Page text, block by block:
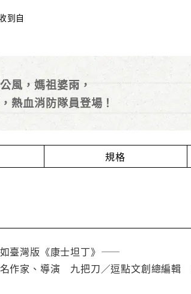
到自
風，媽祖婆雨，
熱血消防隊員登場！
規格
臺灣版《康士坦丁》——
作家、導演 九把刀／逗點文創總編